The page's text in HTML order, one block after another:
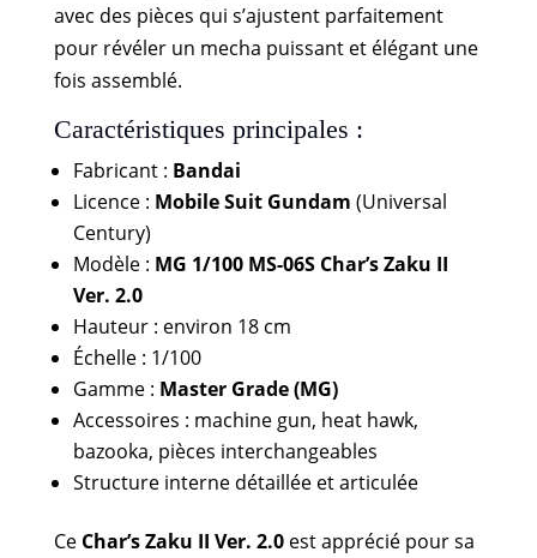
avec des pièces qui s’ajustent parfaitement
pour révéler un mecha puissant et élégant une
fois assemblé.
Caractéristiques principales :
Fabricant : Bandai
Licence : Mobile Suit Gundam (Universal
Century)
Modèle : MG 1/100 MS-06S Char’s Zaku II
Ver. 2.0
Hauteur : environ 18 cm
Échelle : 1/100
Gamme : Master Grade (MG)
Accessoires : machine gun, heat hawk,
bazooka, pièces interchangeables
Structure interne détaillée et articulée
Ce Char’s Zaku II Ver. 2.0est apprécié pour sa